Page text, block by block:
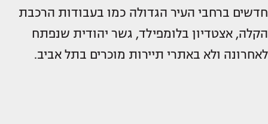
חדשים ברחבי העיר הגדולה כמו בעבודות הרכבת
הקלה, אצטדיון בלומפילד, גשר יהודית שנפתח
לאחרונה ולא באתרי תיירות מוכרים בתל אביב.